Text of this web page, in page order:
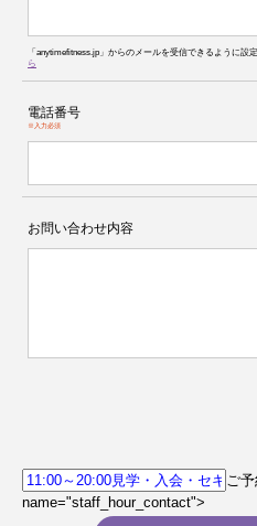
「anytimefitness.jp」からのメールを受信できるように設
ら
電話番号
※入力必須
お問い合わせ内容
ご
name="staff_hour_contact">